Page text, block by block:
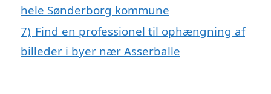
hele Sønderborg kommune
7) Find en professionel til ophængning af
billeder i byer nær Asserballe